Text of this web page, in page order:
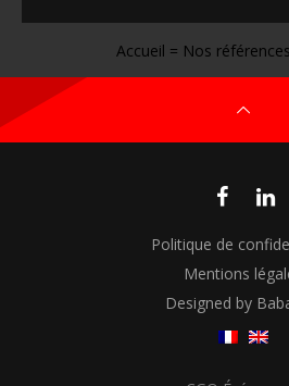
Accueil = Nos références
Politique de
Mentions
Designed by